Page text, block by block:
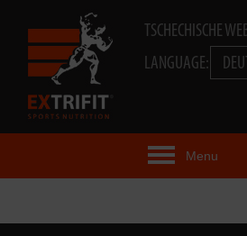
TSCHECHISCHE
LANGUAGE:
Menu